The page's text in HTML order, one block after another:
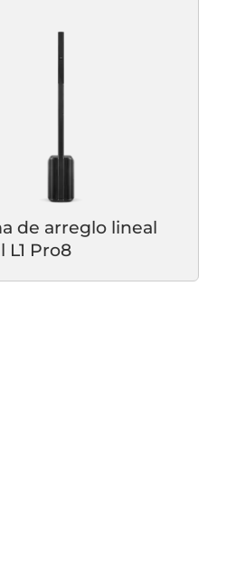
de arreglo lineal
L1 Pro8